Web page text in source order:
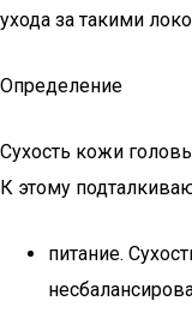
ухода за такими
Определение
Сухость кожи
К этому
питание.